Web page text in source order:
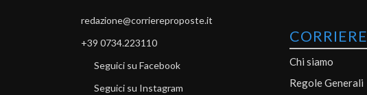
redazione@corriereproposte.it
+39 0734.223110
Seguici su Facebook
Seguici su Instagram
Chi siamo
Regole Generali